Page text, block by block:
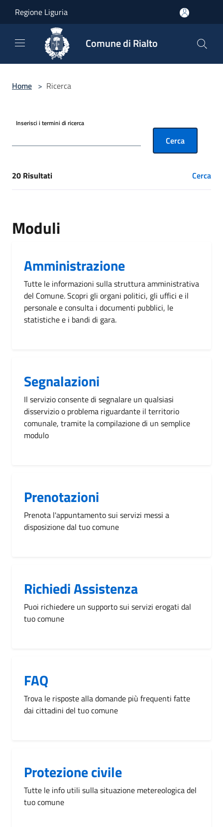
Regione Liguria
Comune di Rialto
Home > Ricerca
Inserisci i termini di ricerca
Cerca
[results] Risultati
20 Risultati Cerca
Moduli
Amministrazione
Tutte le informazioni sulla struttura amministrativa
del Comune. Scopri gli organi politici, gli uffici e il
personale e consulta i documenti pubblici, le
statistiche e i bandi di gara.
Segnalazioni
Il servizio consente di segnalare un qualsiasi
disservizio o problema riguardante il territorio
comunale, tramite la compilazione di un semplice
modulo
Prenotazioni
Prenota l'appuntamento sui servizi messi a
disposizione dal tuo comune
Richiedi Assistenza
Puoi richiedere un supporto sui servizi erogati dal
tuo comune
FAQ
Trova le risposte alla domande più frequenti fatte
dai cittadini del tuo comune
Protezione civile
Tutte le info utili sulla situazione metereologica del
tuo comune